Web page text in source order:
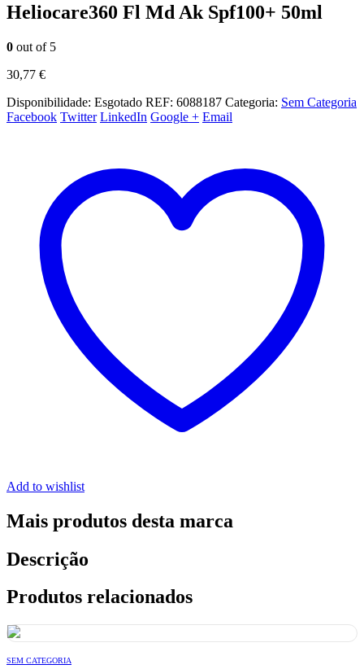
Heliocare360 Fl Md Ak Spf100+ 50ml
0 out of 5
30,77 €
Disponibilidade: Esgotado REF: 6088187 Categoria: Sem Categoria
Facebook Twitter LinkedIn Google + Email
Add to wishlist
Mais produtos desta marca
Descrição
Produtos relacionados
SEM CATEGORIA